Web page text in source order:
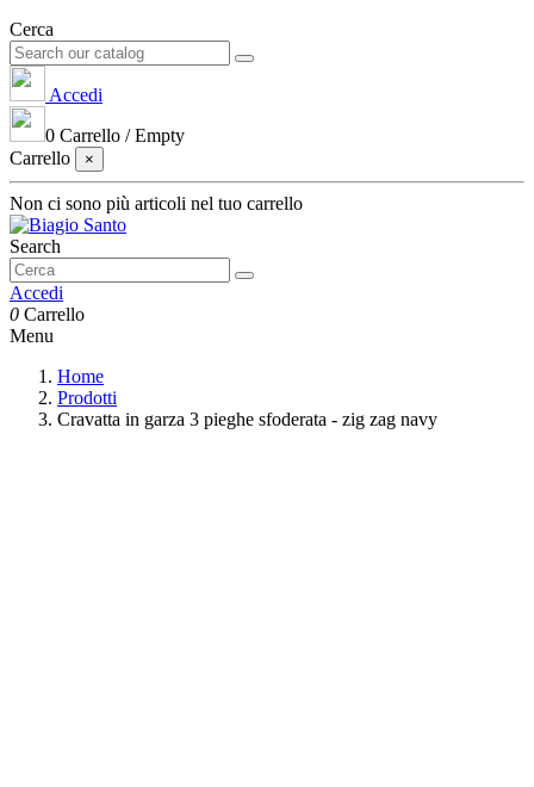
Cerca
Accedi
0 Carrello /Empty
Carrello
×
Non ci sono più articoli nel tuo carrello
Search
Accedi
0 Carrello
Menu
Home
Prodotti
Cravatta in garza 3 pieghe sfoderata - zig zag navy